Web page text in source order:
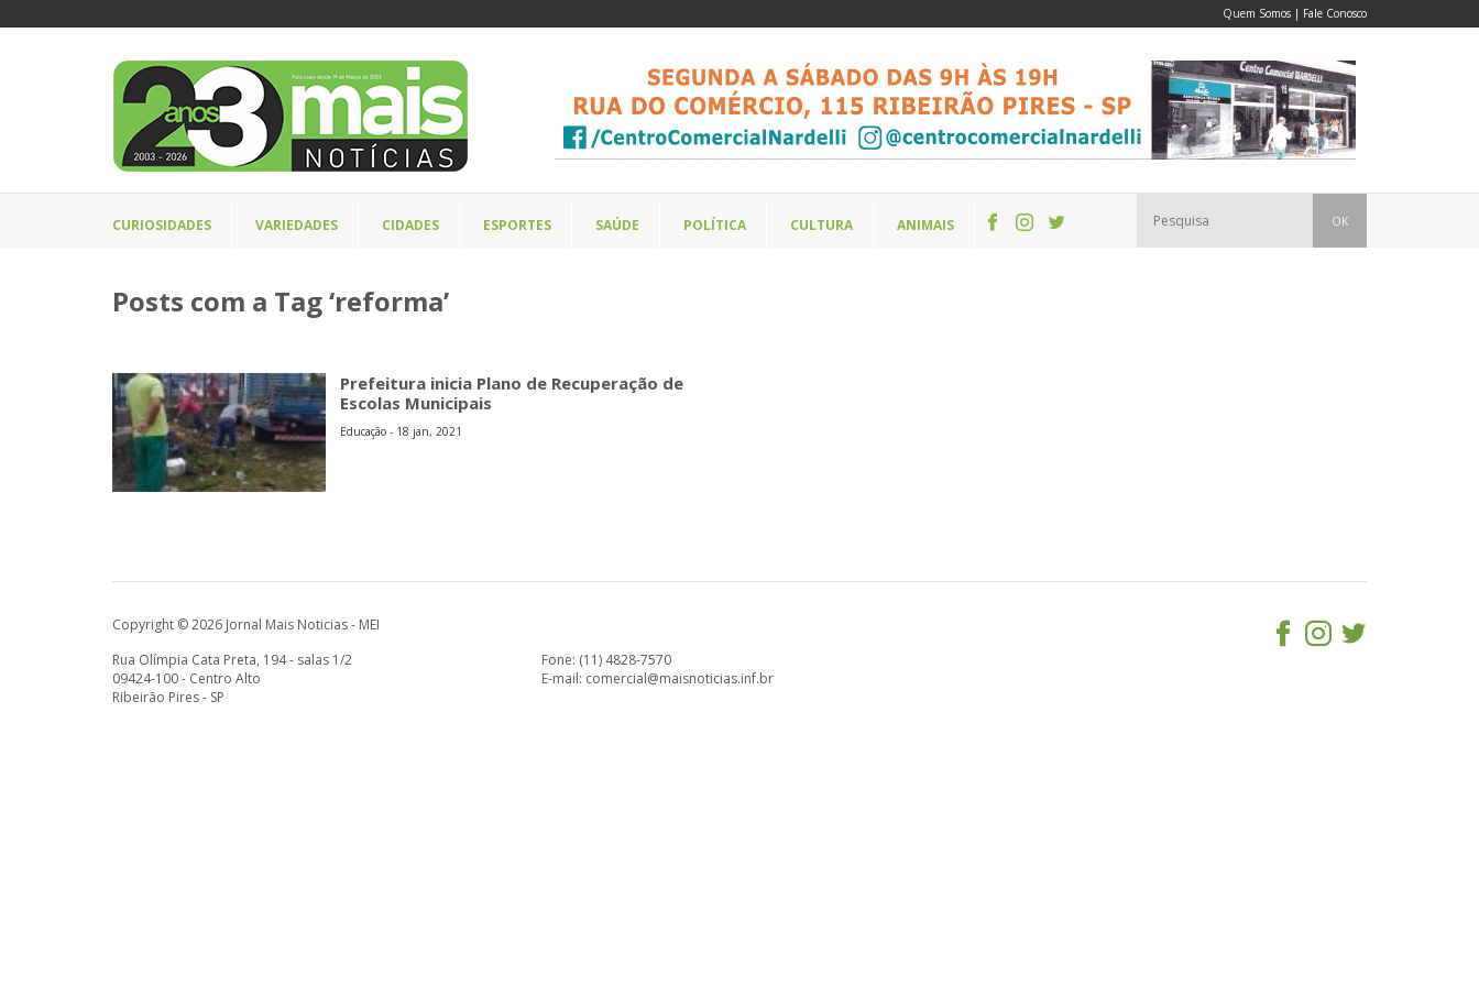
Quem Somos | Fale Conosco
CURIOSIDADES VARIEDADES CIDADES ESPORTES SAÚDE POLÍTICA CULTURA ANIMAIS OK
Posts com a Tag ‘reforma’
Prefeitura inicia Plano de Recuperação de
Escolas Municipais
Educação - 18 jan, 2021
Copyright © 2026 Jornal Mais Noticias - MEI
Rua Olímpia Cata Preta, 194 - salas 1/2
09424-100 - Centro Alto
Ribeirão Pires - SP
Fone: (11) 4828-7570
E-mail: comercial@maisnoticias.inf.br